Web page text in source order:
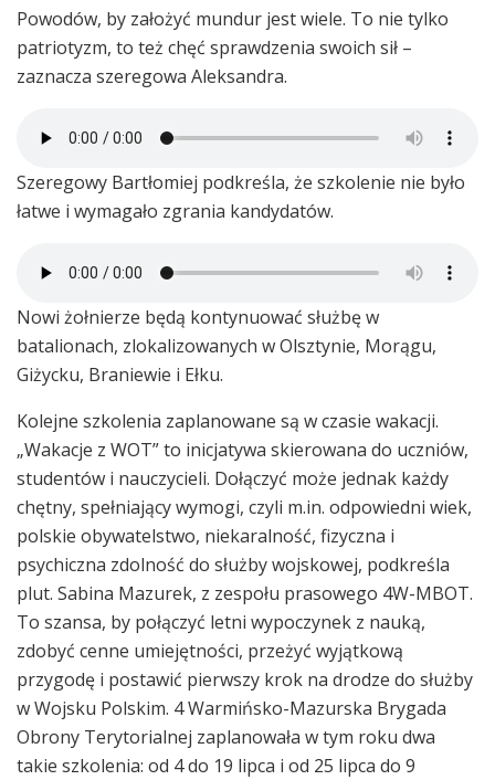
Powodów, by założyć mundur jest wiele. To nie tylko
patriotyzm, to też chęć sprawdzenia swoich sił –
zaznacza szeregowa Aleksandra.
Szeregowy Bartłomiej podkreśla, że szkolenie nie było
łatwe i wymagało zgrania kandydatów.
Nowi żołnierze będą kontynuować służbę w
batalionach, zlokalizowanych w Olsztynie, Morągu,
Giżycku, Braniewie i Ełku.
Kolejne szkolenia zaplanowane są w czasie wakacji.
„Wakacje z WOT” to inicjatywa skierowana do uczniów,
studentów i nauczycieli. Dołączyć może jednak każdy
chętny, spełniający wymogi, czyli m.in. odpowiedni wiek,
polskie obywatelstwo, niekaralność, fizyczna i
psychiczna zdolność do służby wojskowej, podkreśla
plut. Sabina Mazurek, z zespołu prasowego 4W-MBOT.
To szansa, by połączyć letni wypoczynek z nauką,
zdobyć cenne umiejętności, przeżyć wyjątkową
przygodę i postawić pierwszy krok na drodze do służby
w Wojsku Polskim. 4 Warmińsko-Mazurska Brygada
Obrony Terytorialnej zaplanowała w tym roku dwa
takie szkolenia: od 4 do 19 lipca i od 25 lipca do 9